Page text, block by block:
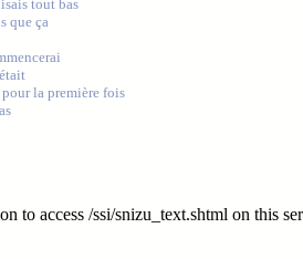
tout bas
que ça
la première fois
to access /ssi/snizu_text.shtml on this